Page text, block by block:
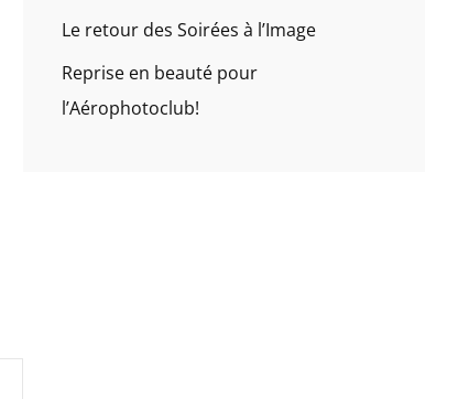
Le retour des Soirées à l’Image
Reprise en beauté pour
l’Aérophotoclub!